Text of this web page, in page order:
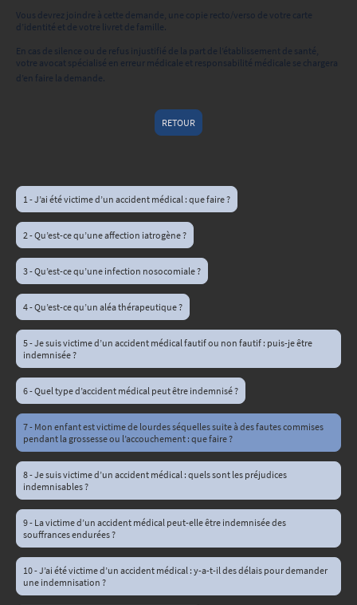
Vous devrez joindre à cette demande, une copie recto/verso de votre carte
d’identité et de votre livret de famille.
En cas de silence ou de refus injustifié de la part de l’établissement de santé,
votre avocat spécialisé en erreur médicale et responsabilité médicale se chargera
d’en faire la demande.
RETOUR
1 - J’ai été victime d’un accident médical : que faire ?
2 - Qu’est-ce qu’une affection iatrogène ?
3 - Qu’est-ce qu’une infection nosocomiale ?
4 - Qu’est-ce qu’un aléa thérapeutique ?
5 - Je suis victime d’un accident médical fautif ou non fautif : puis-je être
indemnisée ?
6 - Quel type d’accident médical peut être indemnisé ?
7 - Mon enfant est victime de lourdes séquelles suite à des fautes commises
pendant la grossesse ou l’accouchement : que faire ?
8 - Je suis victime d’un accident médical : quels sont les préjudices
indemnisables ?
9 - La victime d’un accident médical peut-elle être indemnisée des
souffrances endurées ?
10 - J’ai été victime d’un accident médical : y-a-t-il des délais pour demander
une indemnisation ?